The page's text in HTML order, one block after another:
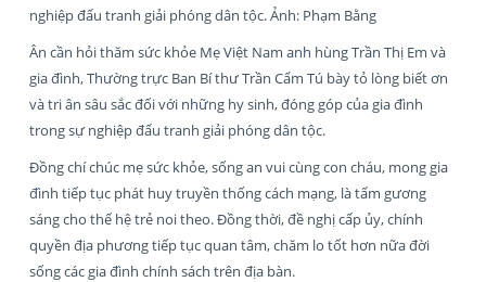
nghiệp đấu tranh giải phóng dân tộc. Ảnh: Phạm Bằng
Ân cần hỏi thăm sức khỏe Mẹ Việt Nam anh hùng Trần Thị Em và
gia đình, Thường trực Ban Bí thư Trần Cẩm Tú bày tỏ lòng biết ơn
và tri ân sâu sắc đối với những hy sinh, đóng góp của gia đình
trong sự nghiệp đấu tranh giải phóng dân tộc.
Đồng chí chúc mẹ sức khỏe, sống an vui cùng con cháu, mong gia
đình tiếp tục phát huy truyền thống cách mạng, là tấm gương
sáng cho thế hệ trẻ noi theo. Đồng thời, đề nghị cấp ủy, chính
quyền địa phương tiếp tục quan tâm, chăm lo tốt hơn nữa đời
sống các gia đình chính sách trên địa bàn.